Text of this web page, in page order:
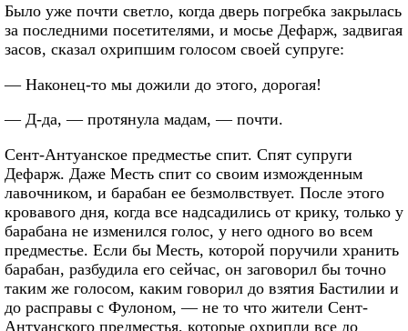
Было уже почти светло, когда дверь погребка закрылась
за последними посетителями, и мосье Дефарж, задвигая
засов, сказал охрипшим голосом своей супруге:
— Наконец-то мы дожили до этого, дорогая!
— Д-да, — протянула мадам, — почти.
Сент-Антуанское предместье спит. Спят супруги
Дефарж. Даже Месть спит со своим изможденным
лавочником, и барабан ее безмолвствует. После этого
кровавого дня, когда все надсадились от крику, только у
барабана не изменился голос, у него одного во всем
предместье. Если бы Месть, которой поручили хранить
барабан, разбудила его сейчас, он заговорил бы точно
таким же голосом, каким говорил до взятия Бастилии и
до расправы с Фулоном, — не то что жители Сент-
Антуанского предместья, которые охрипли все до